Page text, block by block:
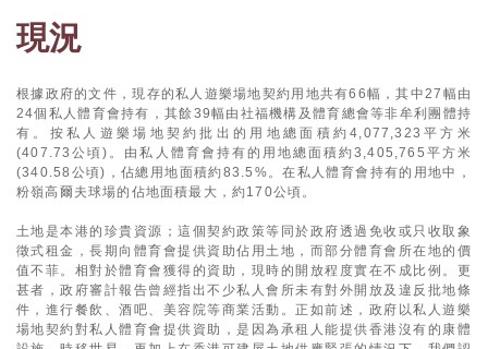
現況
根據政府的文件，現存的私人遊樂場地契約用地共有66幅，其中27幅由
24個私人體育會持有，其餘39幅由社福機構及體育總會等非牟利團體持
有。按私人遊樂場地契約批出的用地總面積約4,077,323平方米
(407.73公頃)。由私人體育會持有的用地總面積約3,405,765平方米
(340.58公頃)，佔總用地面積約83.5%。在私人體育會持有的用地中，
粉嶺高爾夫球場的佔地面積最大，約170公頃。
土地是本港的珍貴資源；這個契約政策等同於政府透過免收或只收取象
徵式租金，長期向體育會提供資助佔用土地，而部分體育會所在地的價
值不菲。相對於體育會獲得的資助，現時的開放程度實在不成比例。更
甚者，政府審計報告曾經指出不少私人會所未有對外開放及違反批地條
件，進行餐飲、酒吧、美容院等商業活動。正如前述，政府以私人遊樂
場地契約對私人體育會提供資助，是因為承租人能提供香港沒有的康體